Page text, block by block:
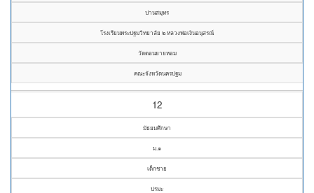
ปานสมุทร
โรงเรียนพระปฐมวิทยาลัย ๒ หลวงพ่อเงินอนุสรณ์
วัดดอนยายหอม
คณะจังหวัดนครปฐม
12
มัธยมศึกษา
ม.๑
เด็กชาย
ปรมะ